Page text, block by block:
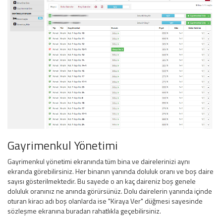
Gayrimenkul Yönetimi
Gayrimenkul yönetimi ekranında tüm bina ve dairelerinizi aynı
ekranda görebilirsiniz. Her binanın yanında doluluk oranı ve boş daire
sayısı gösterilmektedir. Bu sayede o an kaç daireniz boş genele
doluluk oranınız ne anında görürsünüz. Dolu dairelerin yanında içinde
oturan kiracı adı boş olanlarda ise "Kiraya Ver" düğmesi sayesinde
sözleşme ekranına buradan rahatlıkla geçebilirsiniz.